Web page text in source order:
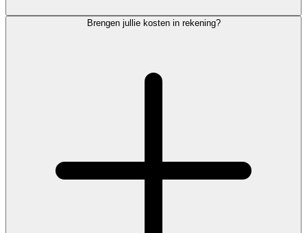
Brengen jullie kosten in rekening?